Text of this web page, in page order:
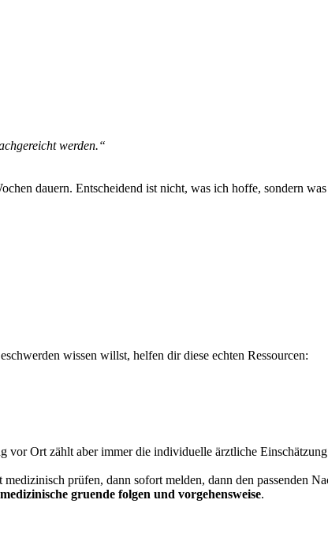
werden.“
dauern. Entscheidend ist nicht, was ich hoffe, sondern
wissen willst, helfen dir diese echten Ressourcen:
vor Ort zählt aber immer die individuelle ärztliche
prüfen, dann sofort melden, dann den passenden
gruende folgen und vorgehensweise.